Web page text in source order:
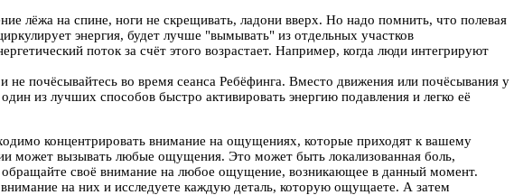
лёжа на спине, ноги не скрещивать, ладони вверх. Но надо помнить, что полевая
энергия, будет лучше "вымывать" из отдельных участков
поток за счёт этого возрастает. Например, когда люди интегрируют
почёсывайтесь во время сеанса Ребёфинга. Вместо движения или почёсывания у
из лучших способов быстро активировать энергию подавления и легко её
концентрировать внимание на ощущениях, которые приходят к вашему
может вызывать любые ощущения. Это может быть локализованная боль,
своё внимание на любое ощущение, возникающее в данный момент.
на них и исследуете каждую деталь, которую ощущаете. А затем